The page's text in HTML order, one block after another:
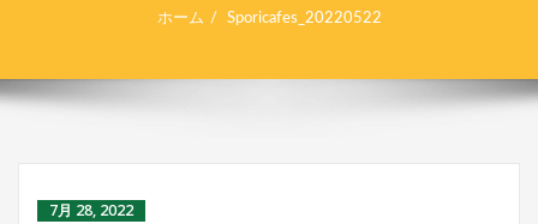
り
替
ホーム Sporicafes_20220522
7月 28, 2022